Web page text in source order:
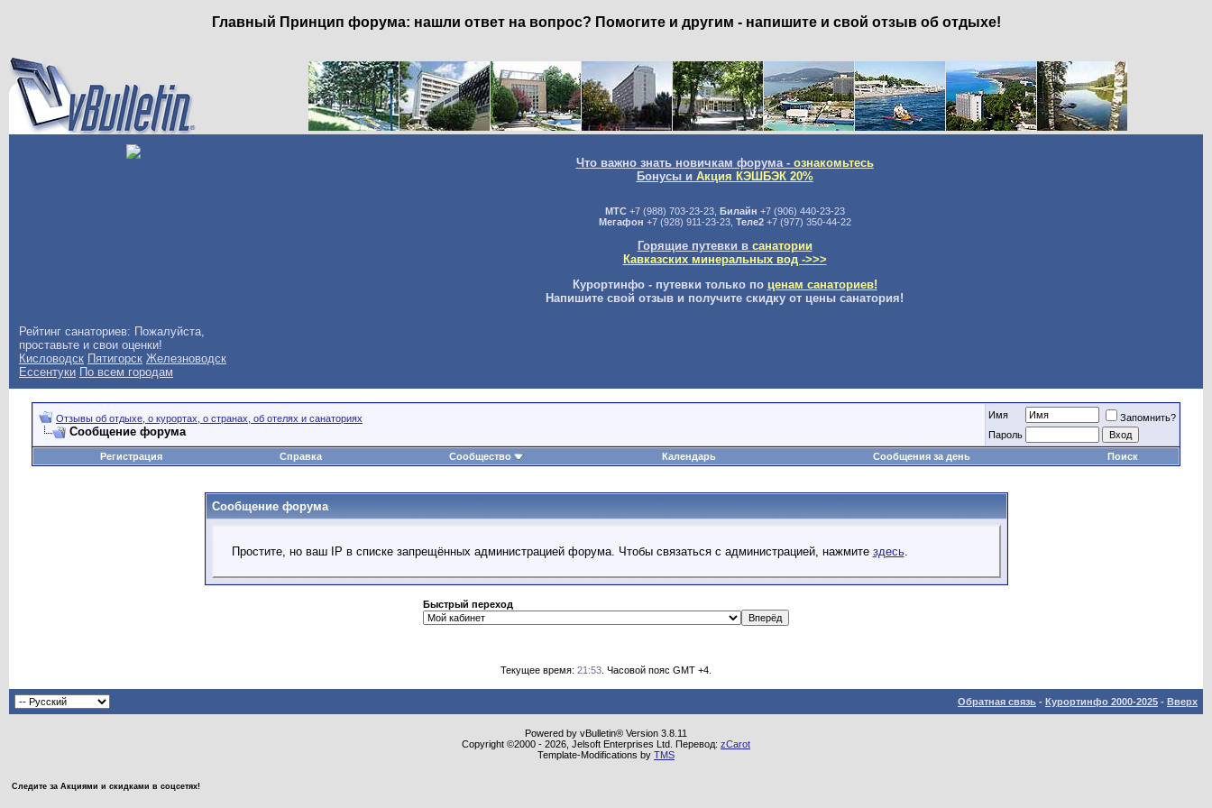
Главный Принцип форума: нашли ответ на вопрос? Помогите и другим - напишите и свой отзыв об отдыхе!
Что важно знать новичкам форума - ознакомьтесь
Бонусы и Акция КЭШБЭК 20%
МТС+7 (988) 703-23-23, Билайн +7 (906) 440-23-23
Мегафон +7 (928) 911-23-23, Теле2+7 (977) 350-44-22
Горящие путевки в санатории
Кавказских минеральных вод ->>>
Курортинфо - путевки только по ценам санаториев!
Напишите свой отзыв и получите скидку от цены санатория!
Рейтинг санаториев: Пожалуйста,
проставьте и свои оценки!
Кисловодск Пятигорск Железноводск
Ессентуки По всем городам
Отзывы об отдыхе, о курортах, о странах, об отелях и санаториях
Сообщение форума
Имя
Запомнить?
Пароль
Регистрация
Справка Сообщество Календарь Сообщения за день Поиск
Сообщение форума
Простите, но ваш IP в списке запрещённых администрацией форума. Чтобы связаться с администрацией, нажмите здесь.
Быстрый переход
Текущее время: 21:53 . Часовой пояс GMT +4.
Обратная связь - Курортинфо 2000-2025 - Вверх
Powered by vBulletin® Version 3.8.11
Copyright ©2000 - 2026, Jelsoft Enterprises Ltd. Перевод: zCarot
Template-Modifications by TMS
Следите за Акциями и скидками в соцсетях!